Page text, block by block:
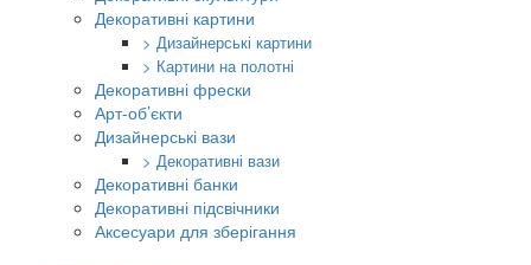
Декоративні картини
> Дизайнерські картини
> Картини на полотні
Декоративні фрески
Арт-об’єкти
Дизайнерські вази
> Декоративні вази
Декоративні банки
Декоративні підсвічники
Аксесуари для зберігання